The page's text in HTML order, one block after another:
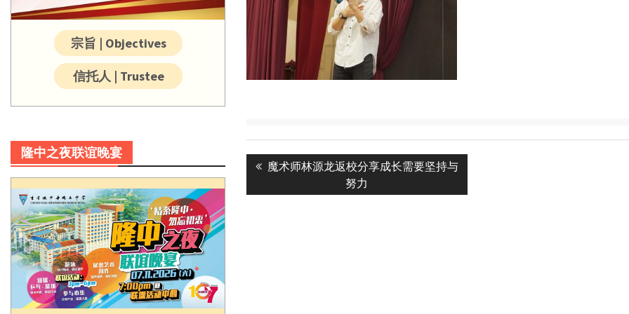
Post
navigation
Previous
魔术师林源龙返校分享成长需要坚持与
努力
宗旨 | Objectives
信托人 | Trustee
隆中之夜联谊晚宴